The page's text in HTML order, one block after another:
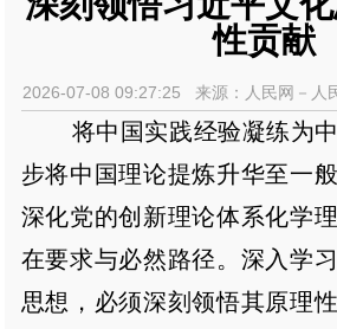
性贡献
2026-07-08 09:27:25 来源：人民网－人
将中国实践经验凝练为中
步将中国理论提炼升华至一
深化党的创新理论体系化学
在要求与必然路径。深入学
思想，必须深刻领悟其原理